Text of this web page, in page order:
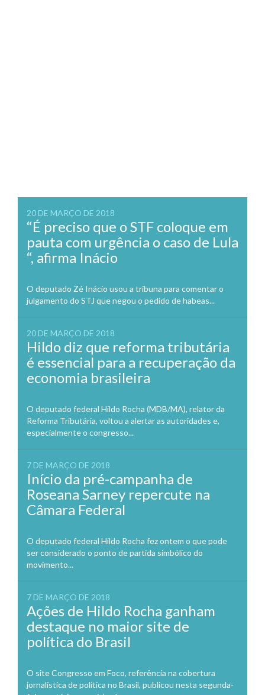
20 DE MARÇO DE 2018
“É preciso que o STF coloque em
pauta com urgência o caso de Lula
“, afirma Inácio
O deputado Zé Inácio usou a tribuna para comentar o
julgamento do STJ que negou o pedido de habeas...
20 DE MARÇO DE 2018
Hildo diz que reforma tributária
é essencial para a recuperação da
economia brasileira
O deputado federal Hildo Rocha (MDB/MA), relator da
Reforma Tributária, voltou a alertar as autoridades e,
especialmente o congresso...
7 DE MARÇO DE 2018
Início da pré-campanha de
Roseana Sarney repercute na
Câmara Federal
O deputado federal Hildo Rocha fez ontem o que pode
ser considerado o ponto de partida simbólico do
movimento...
7 DE MARÇO DE 2018
Ações de Hildo Rocha ganham
destaque no maior site de
política do Brasil
O site Congresso em Foco, referência na cobertura
jornalística de política no Brasil, publicou nesta segunda-